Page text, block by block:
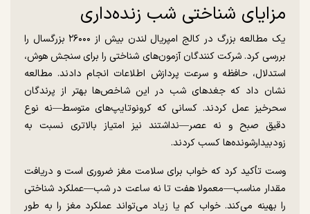
مزایای شناختی شب زنده‌داری
یک مطالعه بزرگ در کالج امپریال لندن بیش از ۲۶۰۰۰ بزرگسال را
بررسی کرد. شرکت کنندگان آزمون‌های شناختی را برای سنجش هوش،
استدلال، حافظه و سرعت پردازش اطلاعات انجام دادند. مطالعه
نشان داد که جغد‌های شب در این شاخص‌ها بهتر از پرندگان
سحرخیز عمل کردند. کسانی که کرونوتایپ‌های متوسط—نه نوع
دقیق صبح و نه عصر—نداشتند نیز امتیاز بالاتری نسبت به
زودبیدارشونده‌ها کسب کردند.
وست تأکید کرد که خواب برای سلامت مغز ضروری است و دریافت
مقدار مناسب—معمولا هفت تا نه ساعت در شب—عملکرد شناختی
را بهینه می‌کند. خواب کم یا زیاد می‌تواند عملکرد مغز را به طور